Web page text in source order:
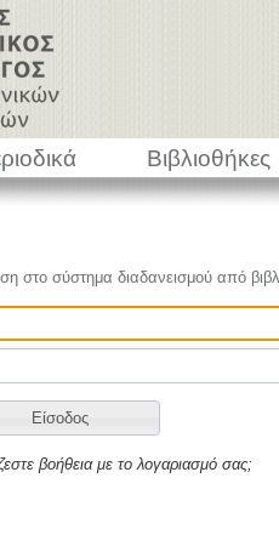
Βιβλιοθήκες
στο σύστημα διαδανεισμού από
βοήθεια με το λογαριασμό σας;